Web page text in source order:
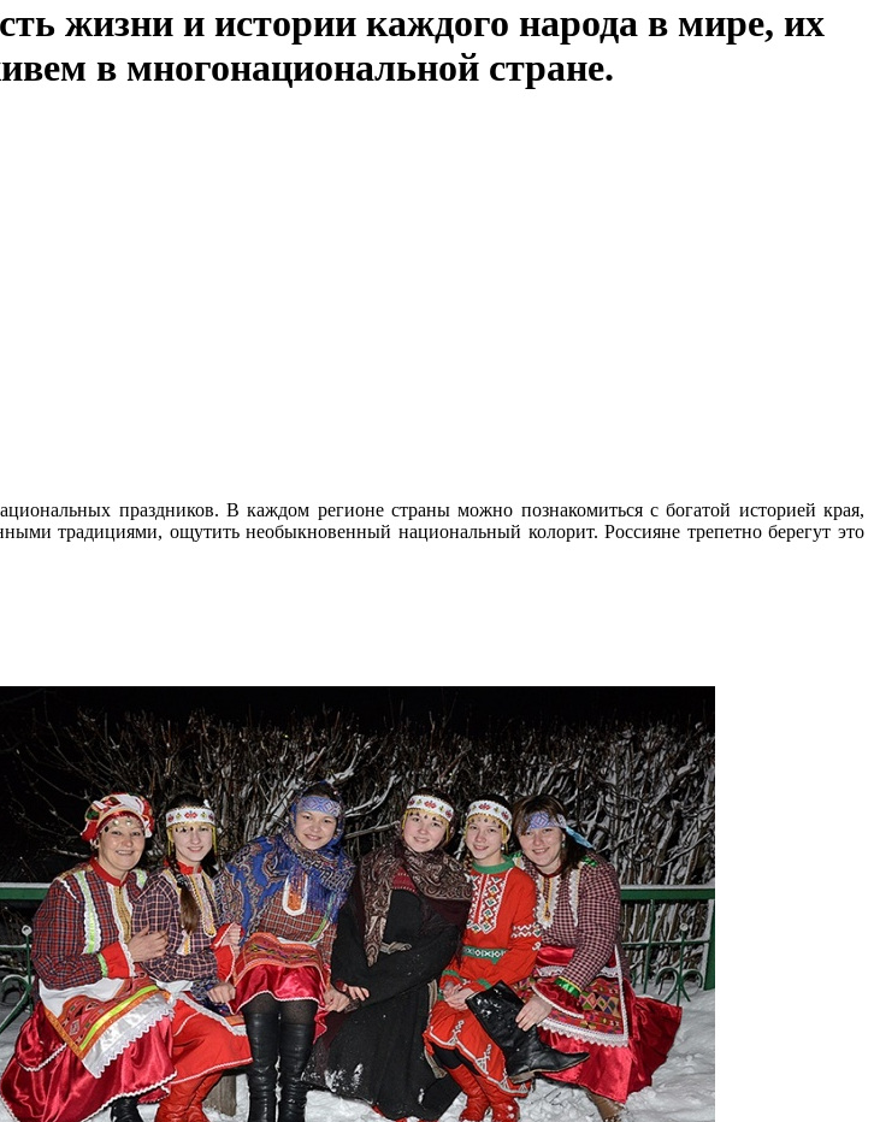
жизни и истории каждого народа в мире, их
в многонациональной стране.
праздников. В каждом регионе страны можно познакомиться с богатой историей края,
традициями, ощутить необыкновенный национальный колорит. Россияне трепетно берегут это